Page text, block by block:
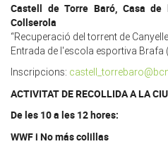
Castell de Torre Baró, Casa de
Collserola
“Recuperació del torrent de
Entrada de l'escola esportiva Brafa
Inscripcions:
ACTIVITAT DE RECOLLIDA A LA
De les 10 a les 12 hores:
WWF i No más colillas